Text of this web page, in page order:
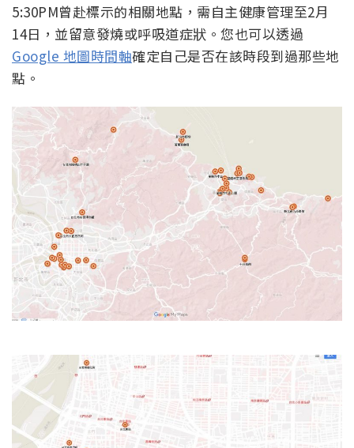
5:30PM曾赴標示的相關地點，需自主健康管理至2月
14日，並留意發燒或呼吸道症狀。您也可以透過
Google 地圖時間軸確定自己是否在該時段到過那些地
點。